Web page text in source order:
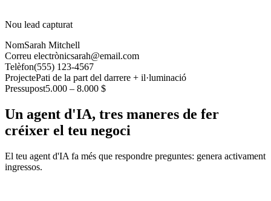
Nou lead capturat
NomSarah Mitchell
Correu electrònicsarah@email.com
Telèfon(555) 123-4567
ProjectePati de la part del darrere + il·luminació
Pressupost5.000 – 8.000 $
Un agent d'IA, tres maneres de fer
créixer el teu negoci
El teu agent d'IA fa més que respondre preguntes: genera activament
ingressos.